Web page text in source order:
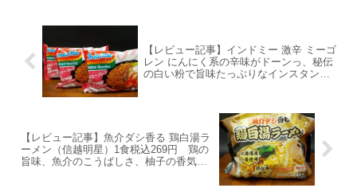
【レビュー記事】インドミー 激辛 ミーゴ
レン にんにく系の辛味がドーンっ、秘伝
の白い粉で旨味たっぷりなインスタント
【レビュー記事】魚介ダシ香る 鶏白湯ラ
ーメン（信越明星）1食税込269円 鶏の
旨味、魚介のこうばしさ、柚子の香気、